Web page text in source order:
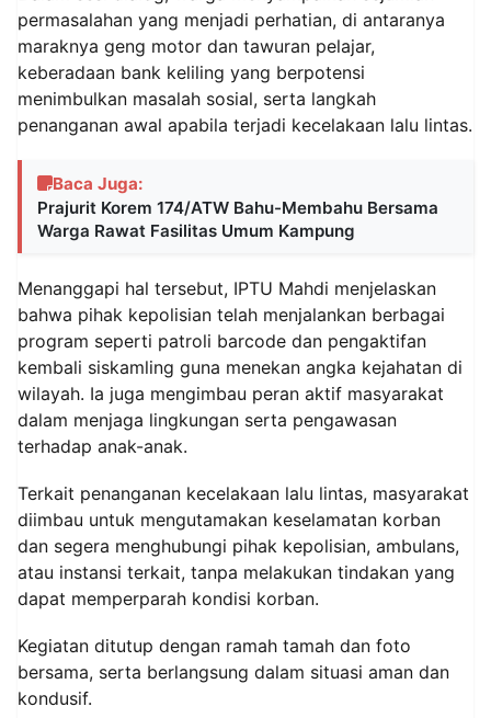
permasalahan yang menjadi perhatian, di antaranya
maraknya geng motor dan tawuran pelajar,
keberadaan bank keliling yang berpotensi
menimbulkan masalah sosial, serta langkah
penanganan awal apabila terjadi kecelakaan lalu lintas.
Baca Juga:
Prajurit Korem 174/ATW Bahu-Membahu Bersama
Warga Rawat Fasilitas Umum Kampung
Menanggapi hal tersebut, IPTU Mahdi menjelaskan
bahwa pihak kepolisian telah menjalankan berbagai
program seperti patroli barcode dan pengaktifan
kembali siskamling guna menekan angka kejahatan di
wilayah. Ia juga mengimbau peran aktif masyarakat
dalam menjaga lingkungan serta pengawasan
terhadap anak-anak.
Terkait penanganan kecelakaan lalu lintas, masyarakat
diimbau untuk mengutamakan keselamatan korban
dan segera menghubungi pihak kepolisian, ambulans,
atau instansi terkait, tanpa melakukan tindakan yang
dapat memperparah kondisi korban.
Kegiatan ditutup dengan ramah tamah dan foto
bersama, serta berlangsung dalam situasi aman dan
kondusif.